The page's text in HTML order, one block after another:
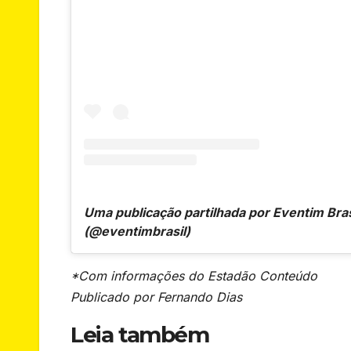
Uma publicação partilhada por Eventim
(@eventimbrasil)
*Com informações do Estadão Conteúdo
Publicado por Fernando Dias
Leia também